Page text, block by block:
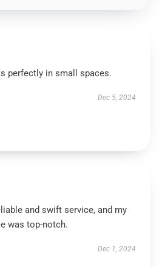
perfectly in small spaces.
Dec 5, 2024
and swift service, and my
was top-notch.
Dec 1, 2024